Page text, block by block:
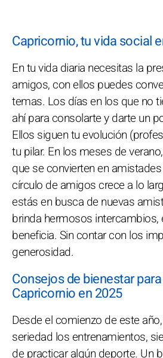
Capricornio, tu vida social
En tu vida diaria necesitas la
amigos, con ellos puedes
temas. Los días en los que no
ahí para consolarte y darte un
Ellos siguen tu evolución
tu pilar. En los meses de
que se convierten en
círculo de amigos crece a lo
estás en busca de nuevas
brinda hermosos intercambios,
beneficia. Sin contar con los
generosidad.
Consejos de bienestar
Capricornio en 2025
Desde el comienzo de este
seriedad los entrenamientos,
de practicar algún deporte. Un